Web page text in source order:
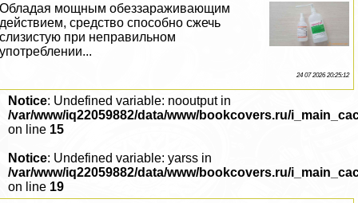
Обладая мощным обеззараживающим
действием, средство способно сжечь
слизистую при неправильном
употрeблении...
24 07 2026 20:25:12
Notice: Undefined variable: nooutput in
/var/www/iq22059882/data/www/bookcovers.ru/
on line 15
Notice: Undefined variable: yarss in
/var/www/iq22059882/data/www/bookcovers.ru/
on line 19